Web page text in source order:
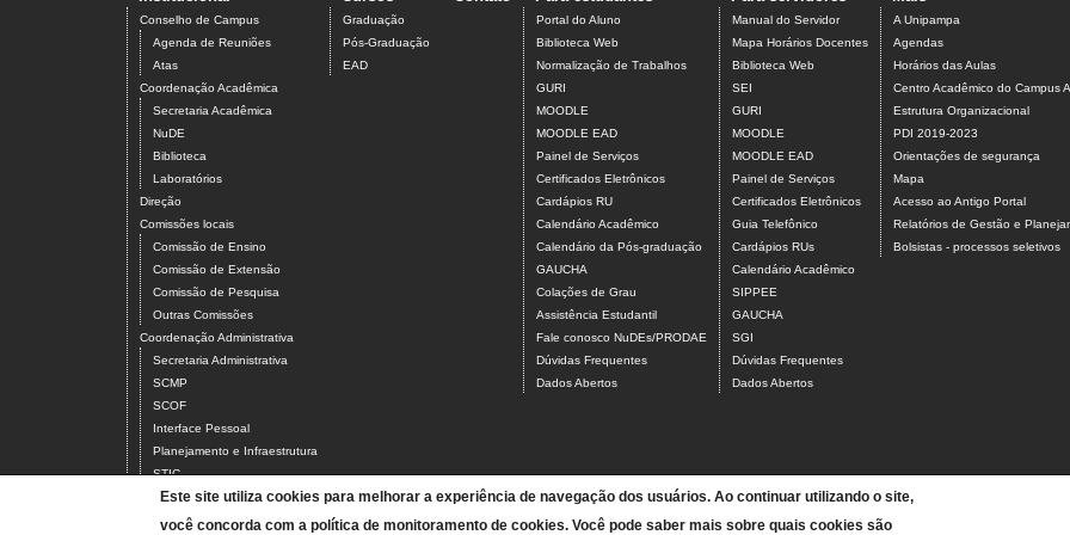
Conselho de Campus
Agenda de Reuniões
Atas
Coordenação Acadêmica
Secretaria Acadêmica
NuDE
Biblioteca
Laboratórios
Direção
Comissões locais
Comissão de Ensino
Comissão de Extensão
Comissão de Pesquisa
Outras Comissões
Coordenação Administrativa
Secretaria Administrativa
SCMP
SCOF
Interface Pessoal
Planejamento e Infraestrutura
STIC
Servidores
Docentes
Graduação
Pós-Graduação
EAD
Portal do Aluno
Biblioteca Web
Normalização de Trabalhos
GURI
MOODLE
MOODLE EAD
Painel de Serviços
Certificados Eletrônicos
Cardápios RU
Calendário Acadêmico
Calendário da Pós-graduação
GAUCHA
Colações de Grau
Assistência Estudantil
Fale conosco NuDEs/PRODAE
Dúvidas Frequentes
Dados Abertos
Manual do Servidor
Mapa Horários Docentes
Biblioteca Web
SEI
GURI
MOODLE
MOODLE EAD
Painel de Serviços
Certificados Eletrônicos
Guia Telefônico
Cardápios RUs
Calendário Acadêmico
SIPPEE
GAUCHA
SGI
Dúvidas Frequentes
Dados Abertos
A Unipampa
Agendas
Horários das Aulas
Centro Acadêmico do Campus
Estrutura Organizacional
PDI 2019-2023
Orientações de segurança
Mapa
Acesso ao Antigo Portal
Relatórios de Gestão e
Bolsistas - processos seletivos
Este site utiliza cookies para melhorar a experiência de navegação dos usuários. Ao continuar utilizando o site,
você concorda com a política de monitoramento de cookies. Você pode saber mais sobre quais cookies são